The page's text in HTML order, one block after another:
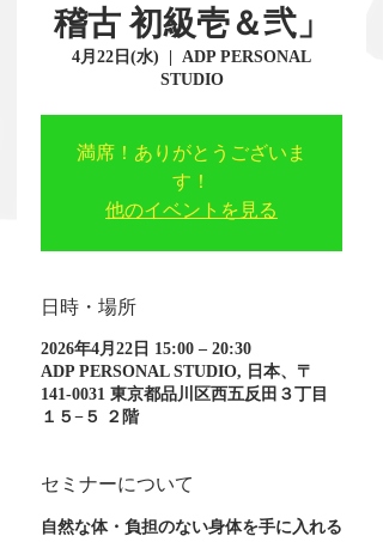
稽古 初級壱＆弐」
4月22日(水)
ADP PERSONAL
STUDIO
満席！ありがとうございま
す！
他のイベントを見る
日時・場所
2026年4月22日 15:00 – 20:30
ADP PERSONAL STUDIO, 日本、〒
141-0031 東京都品川区西五反田３丁目
１５−５ ２階
セミナーについて
自然な体・負担のない身体を手に入れる